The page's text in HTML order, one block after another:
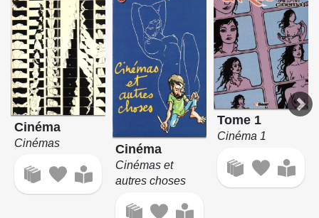
Cinéma
Cinémas Cinéma
Cinémas et
autres choses
Tome 1
Cinéma 1